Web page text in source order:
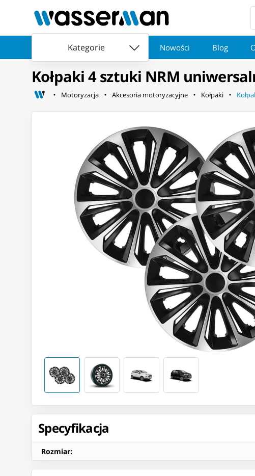
Kategorie Nowości Blog
Kołpaki 4 sztuki NRM
Motoryzacja Akcesoria motoryzacyjne Kołpaki
Specyfikacja
Rozmiar: